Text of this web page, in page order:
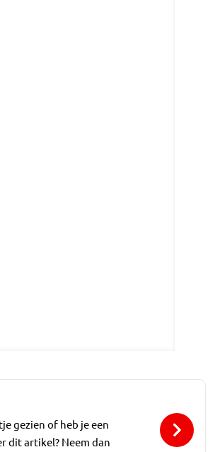
gezien of heb je een
dit artikel? Neem dan